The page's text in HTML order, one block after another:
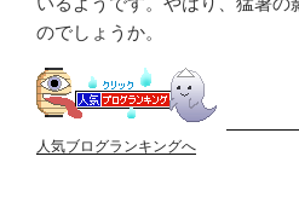
のでしょうか。
人気ブログランキングへ